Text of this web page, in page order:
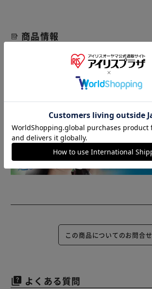
商品情報
▼ 食品・飲料おすすめ ▼
この商品についてのお問合せ
quiz よくある質問